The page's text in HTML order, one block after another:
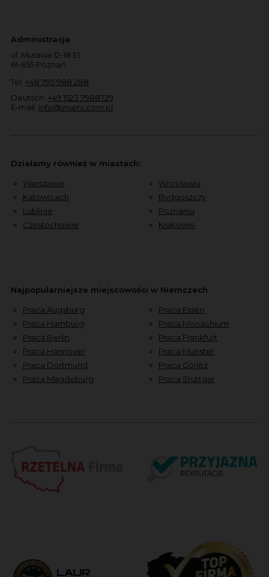
Administracja
ul. Murawa 12-18 E1
61-655 Poznań
Tel: +48 795 988 288
Deutsch: +49 1523 7988729
E-mail: info@inserv.com.pl
Działamy również w miastach:
Warszawie
Katowicach
Lublinie
Częstochowie
Wrocławiu
Bydgoszczy
Poznaniu
Krakowie
Najpopularniejsze miejscowości w Niemczech
Praca Augsburg
Praca Hamburg
Praca Berlin
Praca Hannover
Praca Dortmund
Praca Magdeburg
Praca Essen
Praca Monachium
Praca Frankfurt
Praca Munster
Praca Görlitz
Praca Stuttgar